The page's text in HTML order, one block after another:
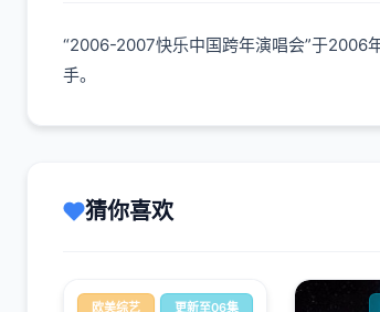
“2006-2007快乐中国跨年演唱会”于2006
手。
猜你喜欢
欧美综艺 更新至06集